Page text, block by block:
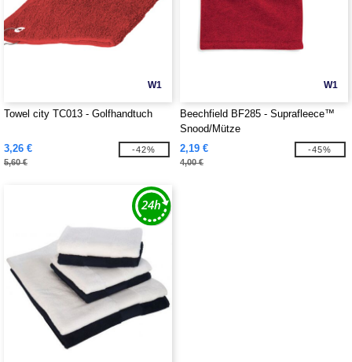
W1
Towel city TC013 - Golfhandtuch
3,26 €
5,60 €
-42%
W1
Beechfield BF285 - Suprafleece™
Snood/Mütze
2,19 €
4,00 €
-45%